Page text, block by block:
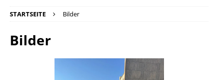
STARTSEITE Bilder
Bilder